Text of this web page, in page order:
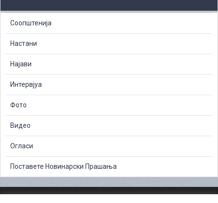
Соопштенија
Настани
Најави
Интервјуа
Фото
Видео
Огласи
Поставете Новинарски Прашања